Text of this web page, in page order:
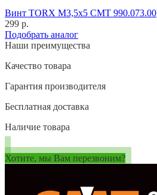
Винт TORX M3,5x5 CMT 990.073.00
299 р.
Подобрать аналог
Наши преимущества
Качество товара
Гарантия производителя
Бесплатная доставка
Наличие товара
Хотите, мы Вам перезвоним?